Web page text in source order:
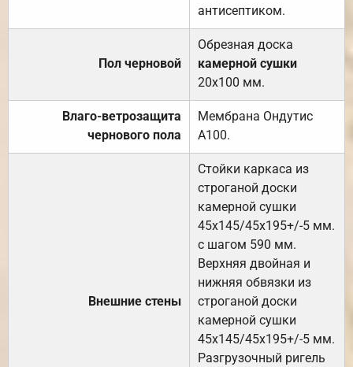
антисептиком.
Пол черновой
Обрезная доска
камерной сушки
20х100 мм.
Влаго-ветрозащита
чернового пола
Мембрана Ондутис
А100.
Внешние стены
Стойки каркаса из
строганой доски
камерной сушки
45х145/45х195+/-5 мм.
с шагом 590 мм.
Верхняя двойная и
нижняя обвязки из
строганой доски
камерной сушки
45х145/45х195+/-5 мм.
Разгрузочный ригель